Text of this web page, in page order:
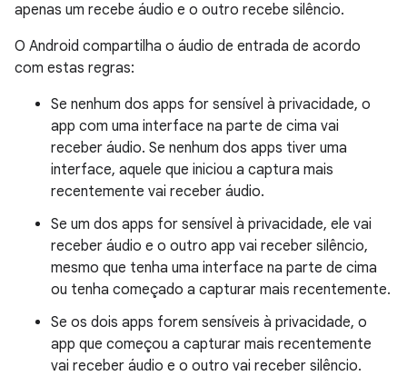
apenas um recebe áudio e o outro recebe silêncio.
O Android compartilha o áudio de entrada de acordo
com estas regras:
Se nenhum dos apps for sensível à privacidade, o
app com uma interface na parte de cima vai
receber áudio. Se nenhum dos apps tiver uma
interface, aquele que iniciou a captura mais
recentemente vai receber áudio.
Se um dos apps for sensível à privacidade, ele vai
receber áudio e o outro app vai receber silêncio,
mesmo que tenha uma interface na parte de cima
ou tenha começado a capturar mais recentemente.
Se os dois apps forem sensíveis à privacidade, o
app que começou a capturar mais recentemente
vai receber áudio e o outro vai receber silêncio.